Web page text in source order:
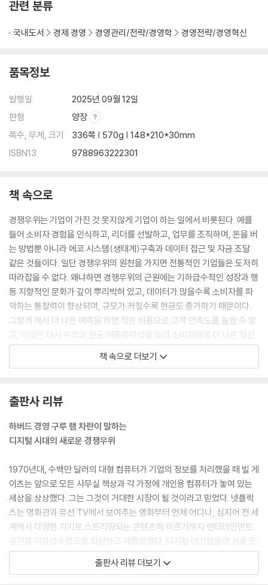
관련 분류
국내도서 경제 경영 경영관리/전략/경영학 경영전략/경영혁신
품목정보
발행일
2025년 09월 12일
판형
양장
쪽수, 무게, 크기
336쪽 | 570g | 148*210*30mm
ISBN13
9788963222301
책 속으로
경쟁우위는 기업이 가진 것 못지않게 기업이 하는 일에서 비롯된다. 예를
들어 소비자 경험을 인식하고, 리더를 선발하고, 업무를 조직하며, 돈을 버
는 방법뿐 아니라 에코 시스템(생태계)구축과 데이터 접근 및 자금 조달
같은 것들이다. 일단 경쟁우위의 원천을 가지면 전통적인 기업들은 도저히
따라잡을 수 없다. 왜냐하면 경쟁우위의 근원에는 기하급수적인 성장과 행
동 지향적인 문화가 깊이 뿌리박혀 있고, 데이터가 많을수록 소비자를 파
악하는 통찰력이 향상되며, 규모가 커질수록 현금도 증가하기 때문이다.
그렇게 해서 더 나은 예측을 하면 적은 비용으로 고객 만족도를 높일 수 있
고, 이것은 다시 수익과 현금 매출총이익을 늘려 소비자에게 더 나은 혁신
과 서비스를 제공하는 식으로 체계화된다.
--- p.8, 「서문_ 디지털 시대의 새로운 규칙」 중에서
을 라이선스 계약을 맺은 것들이다. 저작권료를 챙긴 전통 기업들은 만족
할 만한 손익계산서를 손에 쥐었다. 그들은 자신들이 이미 만든 콘텐츠로
수익과 소득을 증대시켰다.
씬 더 가치가 있었다. 전망이 매우 기대되는 미래였던 것이다. 늘어난 카탈
로그는 기존 가입자들의 관심을 끌고 신규 가입을 유도했다. 넷플릭스의
성장 곡선은 가파르게 상승했고 현금흐름은 증가했다. 헤이스팅스는 시간
이 지남에 따라 일부 생태계 파트너들이 라이선스 계약을 만료하고 어느
시점에는 스트리밍 시장에 직접 뛰어들 것이라고 예상했다. 카탈로그를 계
속 늘려나가기 위해 2009년 넷플릭스는 오리지널 콘텐츠 제작에 돈을 투
자하기 시작했다. 회사는 사람들의 시청 선호도를 분석하고 어떤 종류의
이야기를 제작할지, 어떤 배우를 기용할지를 결정했다.
--- p.23-24, 「1장_ 디지털 거대기업들이 이기는 이유」 중에서
책 속으로 더보기
출판사 리뷰
하버드 경영 구루 램 차란이 말하는
디지털 시대의 새로운 경쟁우위
1970년대, 수백만 달러의 대형 컴퓨터가 기업의 정보를 처리했을 때 빌 게
이츠는 앞으로 모든 사무실 책상과 각 가정에 개인용 컴퓨터가 놓여 있는
세상을 상상했다. 그는 그것이 거대한 시장이 될 것이라고 믿었다. 넷플릭
스는 영화관과 유선 TV에서 보여주는 영화부터 언제 어디나, 심지어 전 세
계에서 다양한 기기로 스트리밍되는 콘텐츠에 이르기까지 엔터테인먼트
공간을 기하급수적으로 확장하고 재정의했다. 디지털 대기업들이 서로 도
전하고 있는 경쟁 환경에서는 ‘선발업체 우위’와 ‘승자독식’이 통하지 않는
다. 선발업체들이 먼저 빠르게 확장할 수는 있지만, 그들이 만든 큰 시장이
출판사 리뷰 더보기